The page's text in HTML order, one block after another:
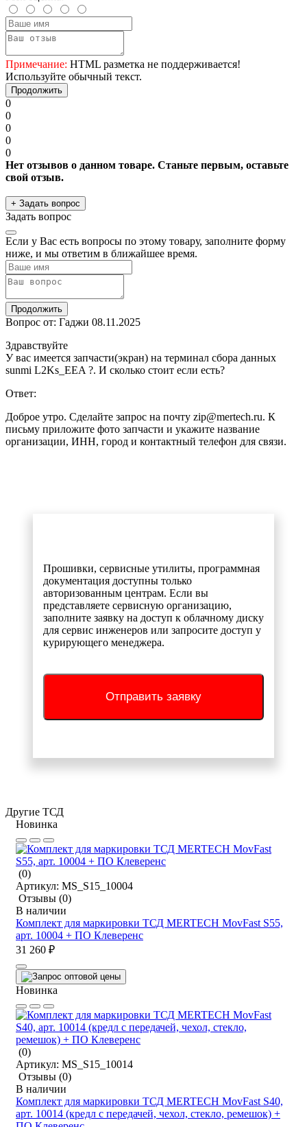
Примечание: HTML разметка не поддерживается!
Используйте обычный текст.
Продолжить
0
0
0
0
0
Нет отзывов о данном товаре. Станьте первым, оставьте
свой отзыв.
+ Задать вопрос
Задать вопрос
Если у Вас есть вопросы по этому товару, заполните форму
ниже, и мы ответим в ближайшее время.
Продолжить
Вопрос от: Гаджи 08.11.2025
Здравствуйте
У вас имеется запчасти(экран) на терминал сбора данных
sunmi L2Ks_EEA ?. И сколько стоит если есть?
Ответ:
Доброе утро. Сделайте запрос на почту zip@mertech.ru. К
письму приложите фото запчасти и укажите название
организации, ИНН, город и контактный телефон для связи.
Прошивки, сервисные утилиты, программная
документация доступны только
авторизованным центрам. Если вы
представляете сервисную организацию,
заполните заявку на доступ к облачному диску
для сервис инженеров или запросите доступ у
курирующего менеджера.
Отправить заявку
Другие ТСД
Новинка
(0)
Артикул: MS_S15_10004
Отзывы (0)
В наличии
Комплект для маркировки ТСД MERTECH MovFast S55,
арт. 10004 + ПО Клеверенс
31 260 ₽
Новинка
(0)
Артикул: MS_S15_10014
Отзывы (0)
В наличии
Комплект для маркировки ТСД MERTECH MovFast S40,
арт. 10014 (кредл с передачей, чехол, стекло, ремешок) +